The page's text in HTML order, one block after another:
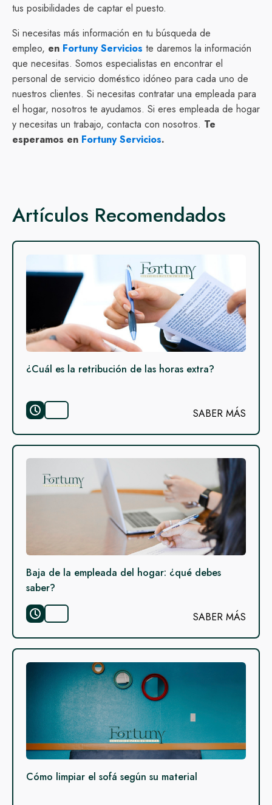
tus posibilidades de captar el puesto.
Si necesitas más información en tu búsqueda de
empleo, en Fortuny Servicios te daremos la información
que necesitas. Somos especialistas en encontrar el
personal de servicio doméstico idóneo para cada uno de
nuestros clientes. Si necesitas contratar una empleada para
el hogar, nosotros te ayudamos. Si eres empleada de hogar
y necesitas un trabajo, contacta con nosotros. Te
esperamos en Fortuny Servicios.
Artículos Recomendados
¿Cuál es la retribución de las horas extra?
SABER MÁS
Baja de la empleada del hogar: ¿qué debes
saber?
SABER MÁS
Cómo limpiar el sofá según su material